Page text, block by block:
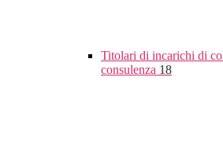
Titolari di incarichi di
consulenza 18